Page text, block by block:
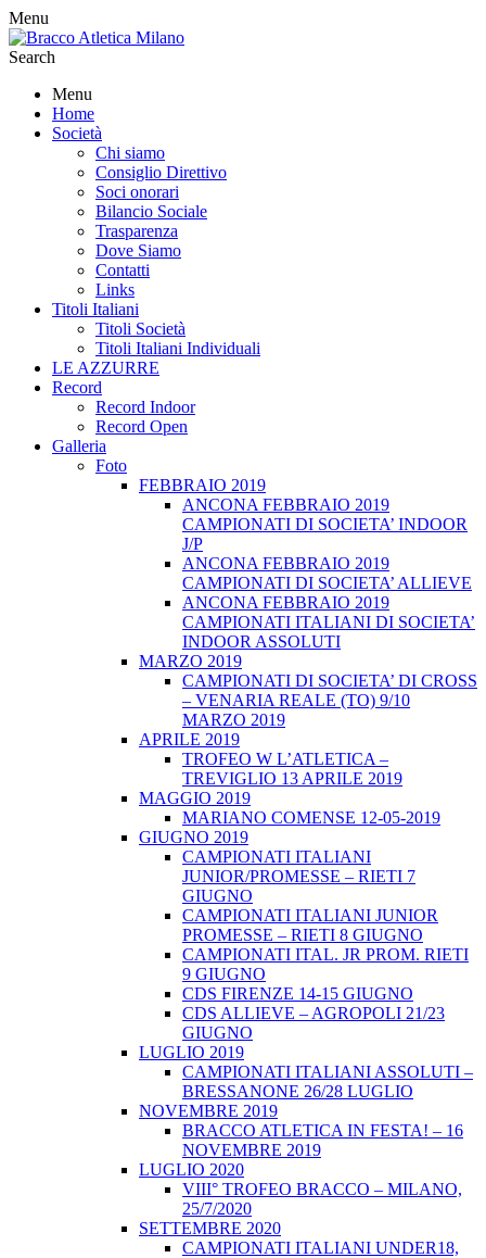
Menu
Search
Menu
Home
Società
Chi siamo
Consiglio Direttivo
Soci onorari
Bilancio Sociale
Trasparenza
Dove Siamo
Contatti
Links
Titoli Italiani
Titoli Società
Titoli Italiani Individuali
LE AZZURRE
Record
Record Indoor
Record Open
Galleria
Foto
FEBBRAIO 2019
ANCONA FEBBRAIO 2019
CAMPIONATI DI SOCIETA’ INDOOR
J/P
ANCONA FEBBRAIO 2019
CAMPIONATI DI SOCIETA’ ALLIEVE
ANCONA FEBBRAIO 2019
CAMPIONATI ITALIANI DI SOCIETA’
INDOOR ASSOLUTI
MARZO 2019
CAMPIONATI DI SOCIETA’ DI CROSS
– VENARIA REALE (TO) 9/10
MARZO 2019
APRILE 2019
TROFEO W L’ATLETICA –
TREVIGLIO 13 APRILE 2019
MAGGIO 2019
MARIANO COMENSE 12-05-2019
GIUGNO 2019
CAMPIONATI ITALIANI
JUNIOR/PROMESSE – RIETI 7
GIUGNO
CAMPIONATI ITALIANI JUNIOR
PROMESSE – RIETI 8 GIUGNO
CAMPIONATI ITAL. JR PROM. RIETI
9 GIUGNO
CDS FIRENZE 14-15 GIUGNO
CDS ALLIEVE – AGROPOLI 21/23
GIUGNO
LUGLIO 2019
CAMPIONATI ITALIANI ASSOLUTI –
BRESSANONE 26/28 LUGLIO
NOVEMBRE 2019
BRACCO ATLETICA IN FESTA! – 16
NOVEMBRE 2019
LUGLIO 2020
VIII° TROFEO BRACCO – MILANO,
25/7/2020
SETTEMBRE 2020
CAMPIONATI ITALIANI UNDER18,